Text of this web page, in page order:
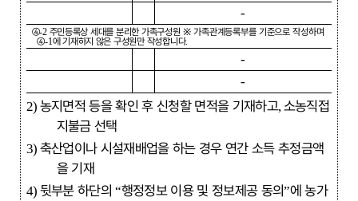
-
④-2 주민등록상 세대를 분리한 가족구성원 ※ 가족관계등록부를 기준으로 작성하며
④-1에 기재하지 않은 구성원만 작성합니다.
-
-
2) 농지면적 등을 확인 후 신청할 면적을 기재하고,소농직접
지불금 선택
3) 축산업이나 시설재배업을 하는 경우 연간 소득 추정금액
을 기재
4) 뒷부분 하단의“행정정보 이용 및 정보제공 동의”에 농가